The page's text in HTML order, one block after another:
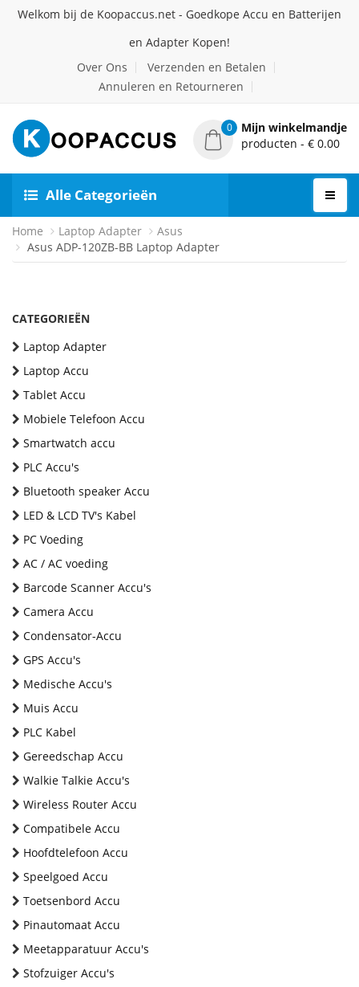
Welkom bij de Koopaccus.net - Goedkope Accu en Batterijen
en Adapter Kopen!
Over Ons
Verzenden en Betalen
Annuleren en Retourneren
0
Mijn winkelmandje
producten - € 0.00
Alle Categorieën
Home Laptop Adapter
Asus
Asus ADP-120ZB-BB Laptop Adapter
CATEGORIEËN
Laptop Adapter
Laptop Accu
Tablet Accu
Mobiele Telefoon Accu
Smartwatch accu
PLC Accu's
Bluetooth speaker Accu
LED & LCD TV's Kabel
PC Voeding
AC / AC voeding
Barcode Scanner Accu's
Camera Accu
Condensator-Accu
GPS Accu's
Medische Accu's
Muis Accu
PLC Kabel
Gereedschap Accu
Walkie Talkie Accu's
Wireless Router Accu
Compatibele Accu
Hoofdtelefoon Accu
Speelgoed Accu
Toetsenbord Accu
Pinautomaat Accu
Meetapparatuur Accu's
Stofzuiger Accu's